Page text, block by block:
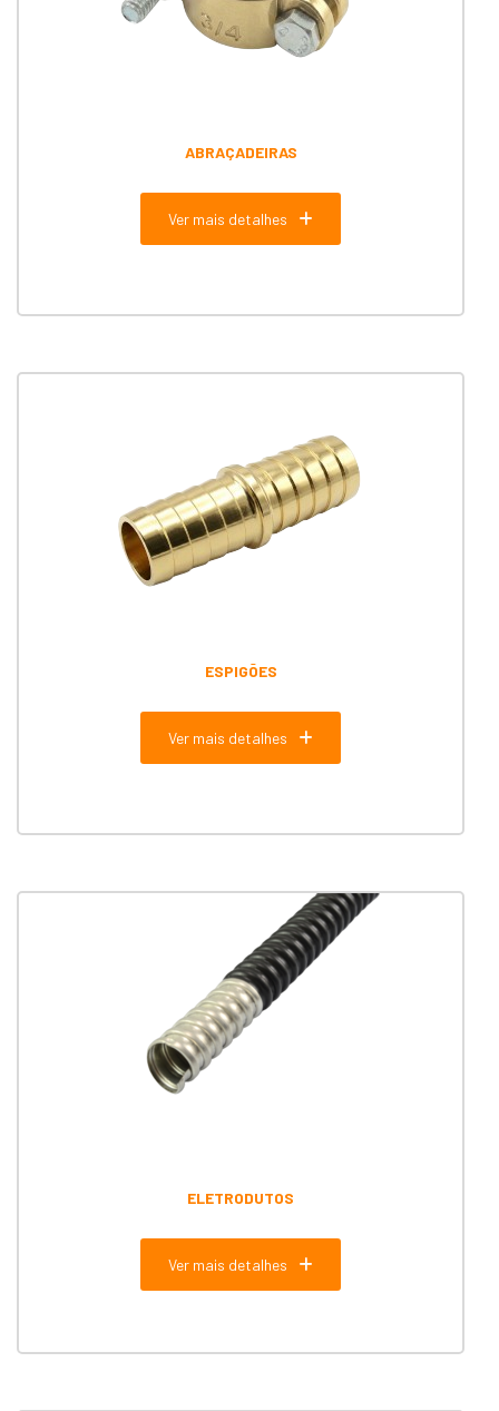
ABRAÇADEIRAS
Ver mais detalhes
ESPIGÕES
Ver mais detalhes
ELETRODUTOS
Ver mais detalhes